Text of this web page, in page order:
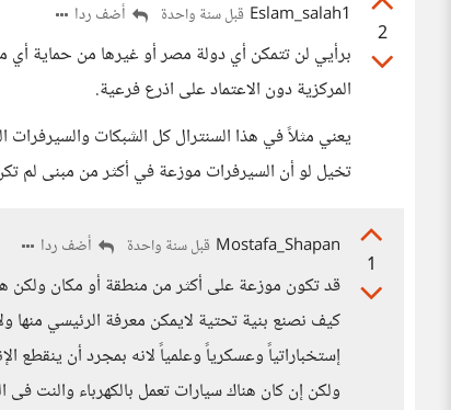
2
Eslam_salah1 قبل سنة واحدة أضف ردا
برأيي لن تتمكن أي دولة مصر أو غيرها من حماية أي
المركزية دون الاعتماد على اذرع فرعية.
يعني مثلاً في هذا السنترال كل الشبكات
تخيل لو أن السيرفرات موزعة في أكثر من مبنى لم
1
Mostafa_Shapan قبل سنة واحدة أضف ردا
قد تكون موزعة على أكثر من منطقة أو مكان ولكن
إستخباراتياً وعسكرياً وعلمياً لانه بمجرد أن ينقطع
ولكن إن كان هناك سيارات تعمل بالكهرباء والنت